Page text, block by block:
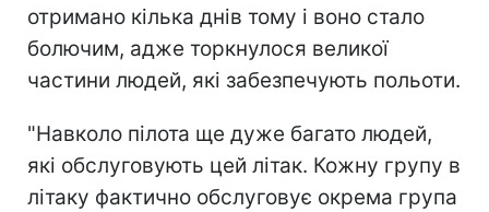
отримано кілька днів тому і воно стало
болючим, адже торкнулося великої
частини людей, які забезпечують польоти.
"Навколо пілота ще дуже багато людей,
які обслуговують цей літак. Кожну групу в
літаку фактично обслуговує окрема група